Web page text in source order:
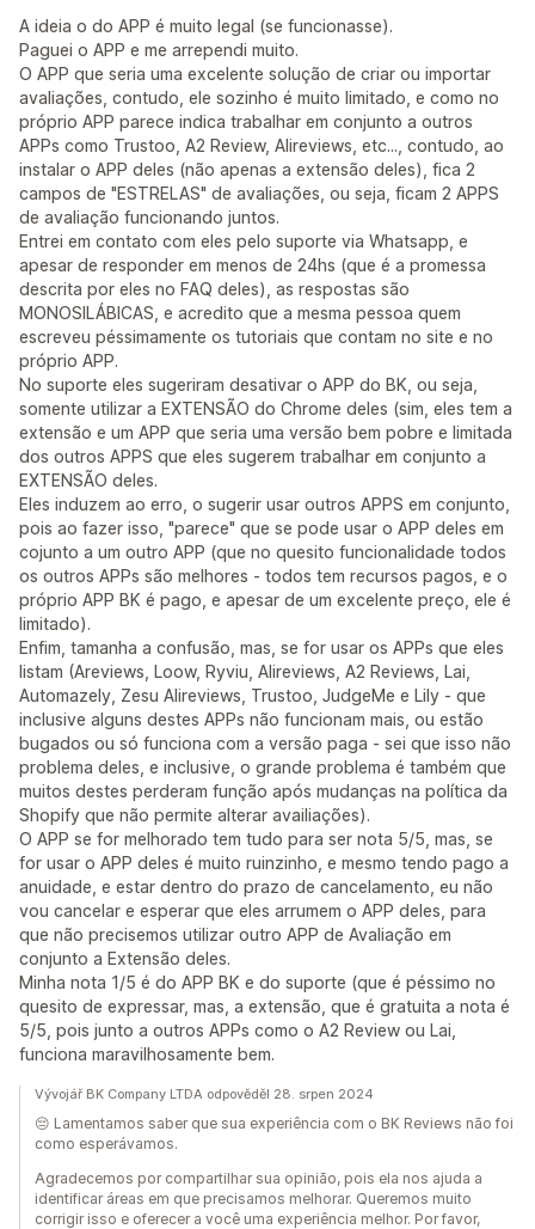
A ideia o do APP é muito legal (se funcionasse).
Paguei o APP e me arrependi muito.
O APP que seria uma excelente solução de criar ou importar
avaliações, contudo, ele sozinho é muito limitado, e como no
próprio APP parece indica trabalhar em conjunto a outros
APPs como Trustoo, A2 Review, Alireviews, etc..., contudo, ao
instalar o APP deles (não apenas a extensão deles), fica 2
campos de "ESTRELAS" de avaliações, ou seja, ficam 2 APPS
de avaliação funcionando juntos.
Entrei em contato com eles pelo suporte via Whatsapp, e
apesar de responder em menos de 24hs (que é a promessa
descrita por eles no FAQ deles), as respostas são
MONOSILÁBICAS, e acredito que a mesma pessoa quem
escreveu péssimamente os tutoriais que contam no site e no
próprio APP.
No suporte eles sugeriram desativar o APP do BK, ou seja,
somente utilizar a EXTENSÃO do Chrome deles (sim, eles tem a
extensão e um APP que seria uma versão bem pobre e limitada
dos outros APPS que eles sugerem trabalhar em conjunto a
EXTENSÃO deles.
Eles induzem ao erro, o sugerir usar outros APPS em conjunto,
pois ao fazer isso, "parece" que se pode usar o APP deles em
cojunto a um outro APP (que no quesito funcionalidade todos
os outros APPs são melhores - todos tem recursos pagos, e o
próprio APP BK é pago, e apesar de um excelente preço, ele é
limitado).
Enfim, tamanha a confusão, mas, se for usar os APPs que eles
listam (Areviews, Loow, Ryviu, Alireviews, A2 Reviews, Lai,
Automazely, Zesu Alireviews, Trustoo, JudgeMe e Lily - que
inclusive alguns destes APPs não funcionam mais, ou estão
bugados ou só funciona com a versão paga - sei que isso não
problema deles, e inclusive, o grande problema é também que
muitos destes perderam função após mudanças na política da
Shopify que não permite alterar availiações).
O APP se for melhorado tem tudo para ser nota 5/5, mas, se
for usar o APP deles é muito ruinzinho, e mesmo tendo pago a
anuidade, e estar dentro do prazo de cancelamento, eu não
vou cancelar e esperar que eles arrumem o APP deles, para
que não precisemos utilizar outro APP de Avaliação em
conjunto a Extensão deles.
Minha nota 1/5 é do APP BK e do suporte (que é péssimo no
quesito de expressar, mas, a extensão, que é gratuita a nota é
5/5, pois junto a outros APPs como o A2 Review ou Lai,
funciona maravilhosamente bem.
Vývojář BK Company LTDA odpověděl 28. srpen 2024
😔 Lamentamos saber que sua experiência com o BK Reviews não foi
como esperávamos.
Agradecemos por compartilhar sua opinião, pois ela nos ajuda a
identificar áreas em que precisamos melhorar. Queremos muito
corrigir isso e oferecer a você uma experiência melhor. Por favor,